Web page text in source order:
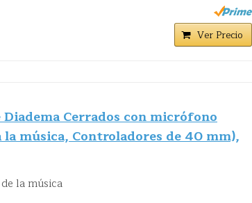
Ver Precio
Cerrados con micrófono
música, Controladores de 40 mm),
la música